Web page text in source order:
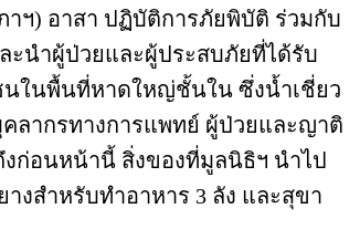
ฯ) อาสา ปฏิบัติการภัยพิบัติ ร่วมกับ
ะนำผู้ป่วยและผู้ประสบภัยที่ได้รับ
นในพื้นที่หาดใหญ่ชั้นใน ซึ่งน้ำเชี่ยว
ลากรทางการแพทย์ ผู้ป่วยและญาติ
ก่อนหน้านี้ สิ่งของที่มูลนิธิฯ นำไป
างสำหรับทำอาหาร 3 ลัง และสุขา